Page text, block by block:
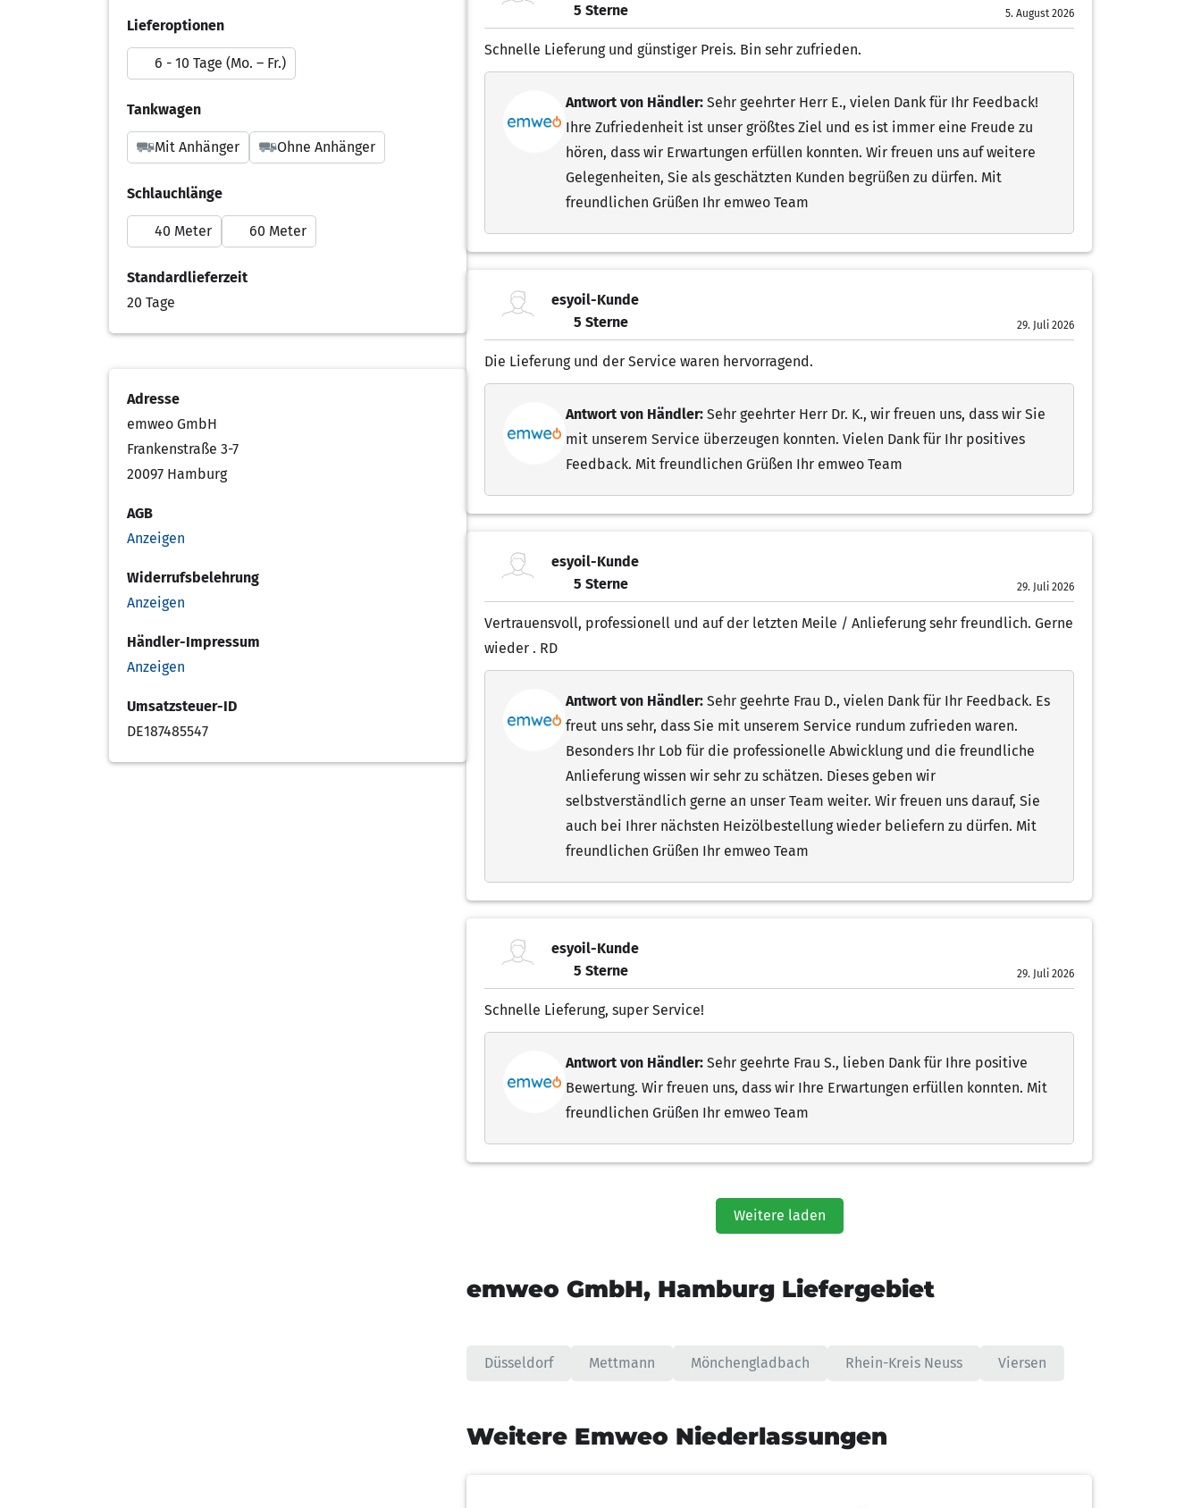
Lieferoptionen
6 - 10 Tage (Mo. – Fr.)
Tankwagen
Mit Anhänger Ohne Anhänger
Schlauchlänge
40 Meter 60 Meter
Standardlieferzeit
20 Tage
Adresse
emweo GmbH
Frankenstraße 3-7
20097 Hamburg
AGB
Anzeigen
Widerrufsbelehrung
Anzeigen
Händler-Impressum
Anzeigen
Umsatzsteuer-ID
DE187485547
5 Sterne
5. August 2026
Schnelle Lieferung und günstiger Preis. Bin sehr zufrieden.
Antwort von Händler: Sehr geehrter Herr E., vielen Dank für Ihr Feedback!
Ihre Zufriedenheit ist unser größtes Ziel und es ist immer eine Freude zu
hören, dass wir Erwartungen erfüllen konnten. Wir freuen uns auf weitere
Gelegenheiten, Sie als geschätzten Kunden begrüßen zu dürfen. Mit
freundlichen Grüßen Ihr emweo Team
esyoil-Kunde
5 Sterne
29. Juli 2026
Die Lieferung und der Service waren hervorragend.
Antwort von Händler: Sehr geehrter Herr Dr. K., wir freuen uns, dass wir Sie
mit unserem Service überzeugen konnten. Vielen Dank für Ihr positives
Feedback. Mit freundlichen Grüßen Ihr emweo Team
esyoil-Kunde
5 Sterne
29. Juli 2026
Vertrauensvoll, professionell und auf der letzten Meile / Anlieferung sehr freundlich. Gerne
wieder . RD
Antwort von Händler: Sehr geehrte Frau D., vielen Dank für Ihr Feedback. Es
freut uns sehr, dass Sie mit unserem Service rundum zufrieden waren.
Besonders Ihr Lob für die professionelle Abwicklung und die freundliche
Anlieferung wissen wir sehr zu schätzen. Dieses geben wir
selbstverständlich gerne an unser Team weiter. Wir freuen uns darauf, Sie
auch bei Ihrer nächsten Heizölbestellung wieder beliefern zu dürfen. Mit
freundlichen Grüßen Ihr emweo Team
esyoil-Kunde
5 Sterne
29. Juli 2026
Schnelle Lieferung, super Service!
Antwort von Händler: Sehr geehrte Frau S., lieben Dank für Ihre positive
Bewertung. Wir freuen uns, dass wir Ihre Erwartungen erfüllen konnten. Mit
freundlichen Grüßen Ihr emweo Team
Weitere laden
emweo GmbH, Hamburg Liefergebiet
Düsseldorf Mettmann Mönchengladbach Rhein-Kreis Neuss Viersen
Weitere Emweo Niederlassungen